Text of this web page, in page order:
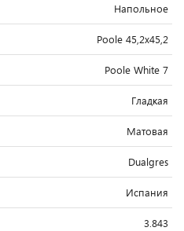
Напольное
Poole 45,2x45,2
Poole White 7
Гладкая
Матовая
Dualgres
Испания
3.843